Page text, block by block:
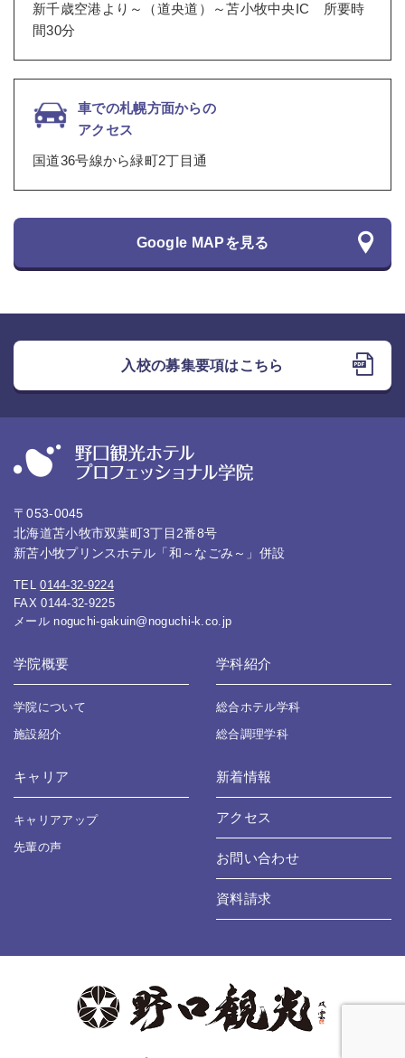
新千歳空港より～（道央道）～苫小牧中央IC 所要時
間30分
車での札幌方面からの
アクセス
国道36号線から緑町2丁目通
Google MAPを見る
入校の募集要項はこちら
〒053-0045
北海道苫小牧市双葉町3丁目2番8号
新苫小牧プリンスホテル「和～なごみ～」併設
TEL0144-32-9224
FAX 0144-32-9225
メール noguchi-gakuin@noguchi-k.co.jp
学院概要
学院について
施設紹介
学科紹介
総合ホテル学科
総合調理学科
キャリア
キャリアアップ
先輩の声
新着情報
アクセス
お問い合わせ
資料請求